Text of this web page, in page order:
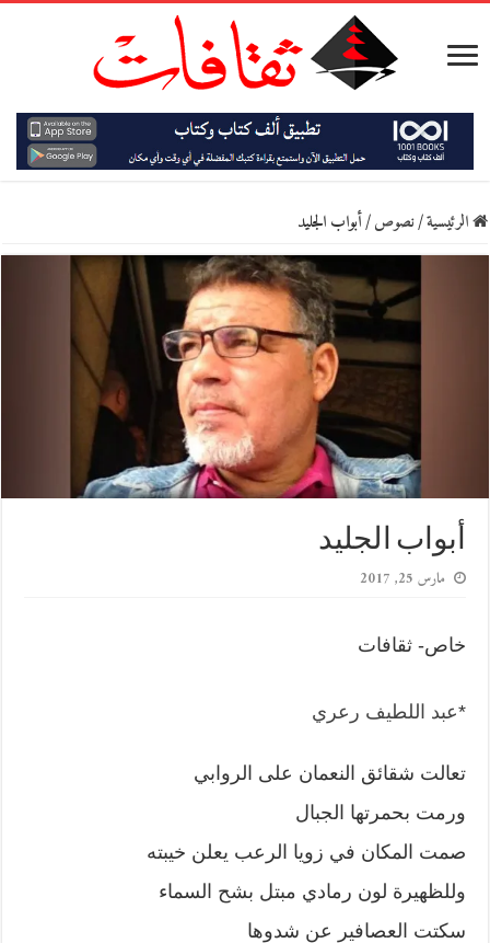
الرئيسية/نصوص/أبواب الجليد
أبواب الجليد
مارس 25, 2017
خاص- ثقافات
*عبد اللطيف رعري
تعالت شقائق النعمان على الروابي
ورمت بحمرتها الجبال
صمت المكان في زويا الرعب يعلن خيبته
وللظهيرة لون رمادي مبتل بشح السماء
سكتت العصافير عن شدوها